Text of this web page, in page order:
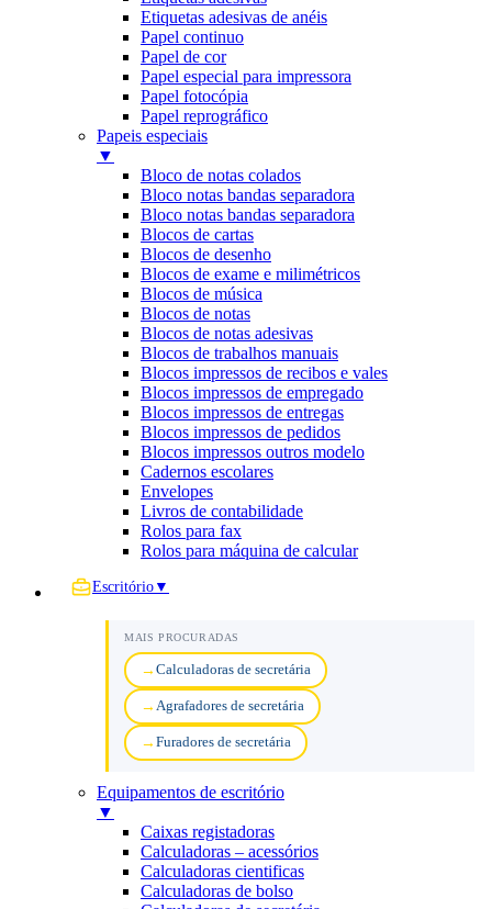
Etiquetas adesivas de anéis
Papel continuo
Papel de cor
Papel especial para impressora
Papel fotocópia
Papel reprográfico
Papeis especiais
▼
Bloco de notas colados
Bloco notas bandas separadora
Bloco notas bandas separadora
Blocos de cartas
Blocos de desenho
Blocos de exame e milimétricos
Blocos de música
Blocos de notas
Blocos de notas adesivas
Blocos de trabalhos manuais
Blocos impressos de recibos e vales
Blocos impressos de empregado
Blocos impressos de entregas
Blocos impressos de pedidos
Blocos impressos outros modelo
Cadernos escolares
Envelopes
Livros de contabilidade
Rolos para fax
Rolos para máquina de calcular
Escritório ▼
MAIS PROCURADAS
Calculadoras de secretária
Agrafadores de secretária
Furadores de secretária
Equipamentos de escritório
▼
Caixas registadoras
Calculadoras – acessórios
Calculadoras cientificas
Calculadoras de bolso